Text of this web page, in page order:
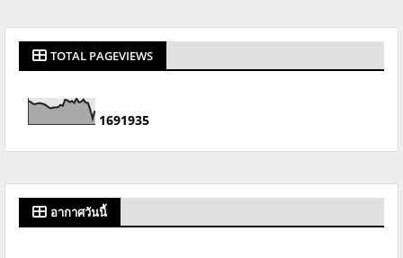
TOTAL PAGEVIEWS
1691935
อากาศวันนี้